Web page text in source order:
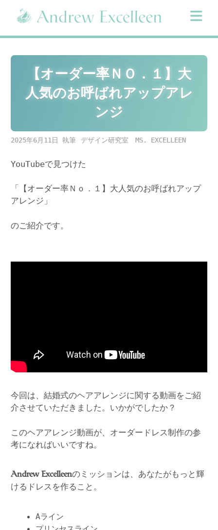
content
【オーダー率ＮＯ．１】大
人気のお呼ばれアップアレ
ンジ
2025年6月11日 デザイン研究室 MS. EXCELLEEN
YouTubeで見つけた
「【オーダー率Ｎｏ．１】大人気のお呼ばれアップ
アレンジ」
のご紹介です。
今回は、結婚式のヘアアレンジに関する動画をご紹
介させていただきました。いかがでしたか？
このヘアアレンジ動画が、オーダードレス制作の参
考になればいいですね。
Andrew Excelleenのミッションは、あなたがもっと輝
けるドレスを作ること。
Aライン